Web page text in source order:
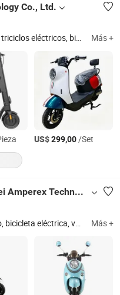
Co., Ltd.
Bicicleta eléctrica, scooters eléctricos, triciclos eléctricos, bicicleta de moped eléctrica, motocicleta eléctrica, ebike, bicicleta eléctrica, motores para scooters eléctricos, motores para bicicletas eléctricas Más +
US$299,00/Set
Taizhou City Luqiao Zhenchaowei Amperex Technology Co., Ltd.
Más +